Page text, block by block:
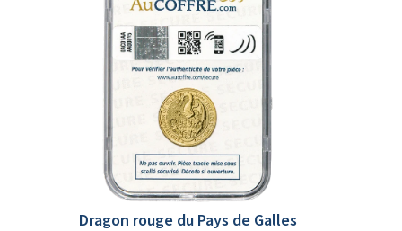
Dragon rouge du Pays de Galles